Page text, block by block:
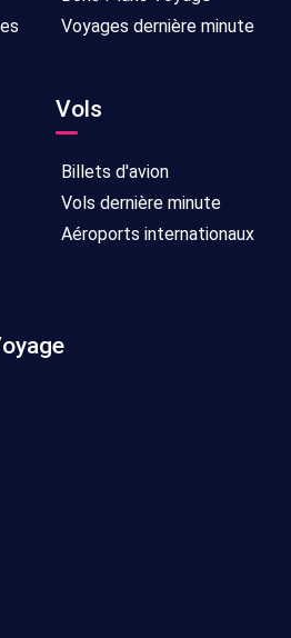
Voyages dernière minute
Vols
Billets d'avion
Vols dernière minute
Aéroports internationaux